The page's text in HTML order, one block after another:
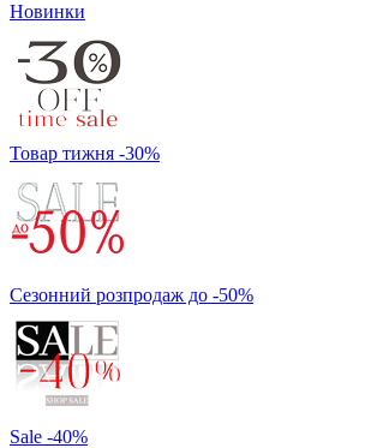
Новинки
Товар тижня -30%
Сезонний розпродаж до -50%
Sale -40%